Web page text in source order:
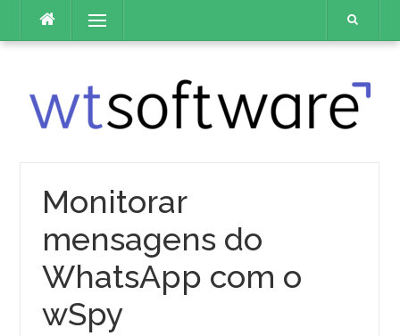
o
Menu
Monitorar
mensagens do
WhatsApp com o
wSpy